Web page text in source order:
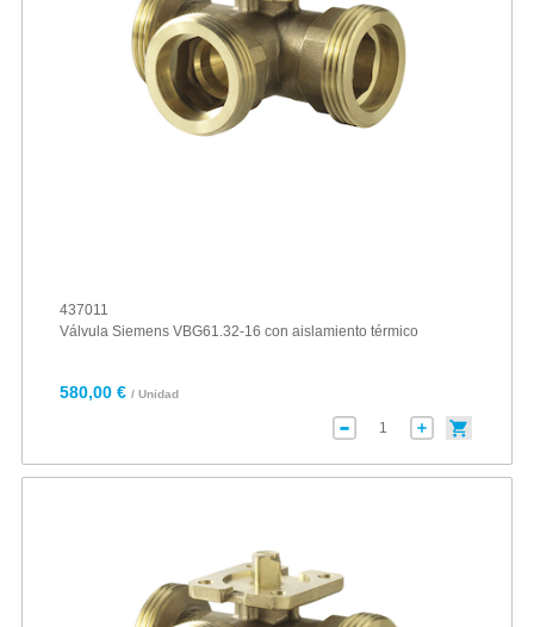
437011
Válvula Siemens VBG61.32-16 con aislamiento térmico
580,00 € / Unidad